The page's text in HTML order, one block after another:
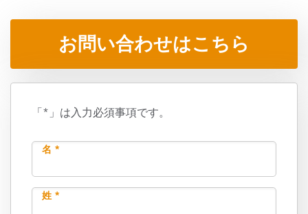
お問い合わせはこちら
「*」は入力必須事項です。
名 *
姓 *